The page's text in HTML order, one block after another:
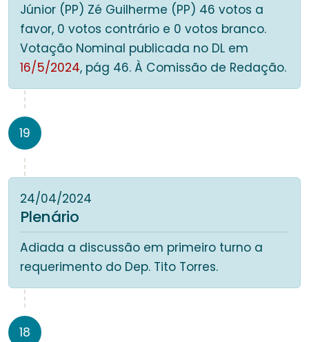
Júnior (PP) Zé Guilherme (PP) 46 votos a
favor, 0 votos contrário e 0 votos branco.
Votação Nominal publicada no DL em
16/5/2024, pág 46. À Comissão de Redação.
19
24/04/2024
Plenário
Adiada a discussão em primeiro turno a
requerimento do Dep. Tito Torres.
18